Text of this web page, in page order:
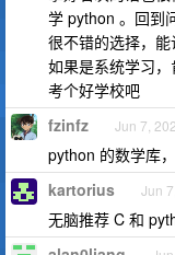
学 python 。回到
很不错的选择，能
如果是系统学习
考个好学校吧
fzinfz Jun 7,
python 的数学库
kartorius Jun
无脑推荐 C 和